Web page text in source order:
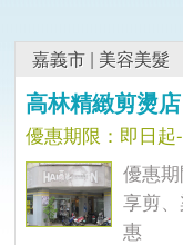
嘉義市 | 美容美髮
高林精緻剪燙店
優惠期限：即日起
優惠
享剪
惠